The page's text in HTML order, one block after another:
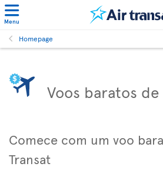
Menu
Homepage
Voos baratos
Comece com um voo
Transat